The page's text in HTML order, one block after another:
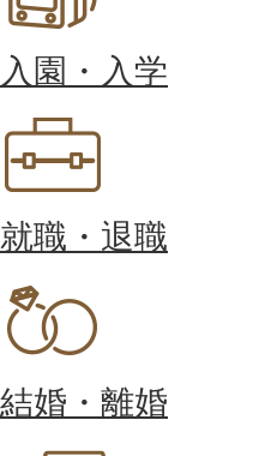
入園・入学
就職・退職
結婚・離婚